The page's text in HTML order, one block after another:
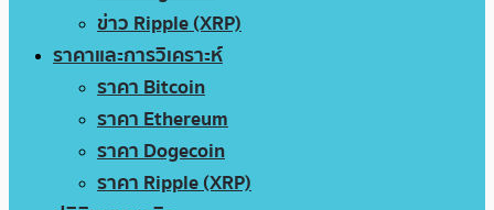
ข่าว Ripple (XRP)
ราคาและการวิเคราะห์
ราคา Bitcoin
ราคา Ethereum
ราคา Dogecoin
ราคา Ripple (XRP)